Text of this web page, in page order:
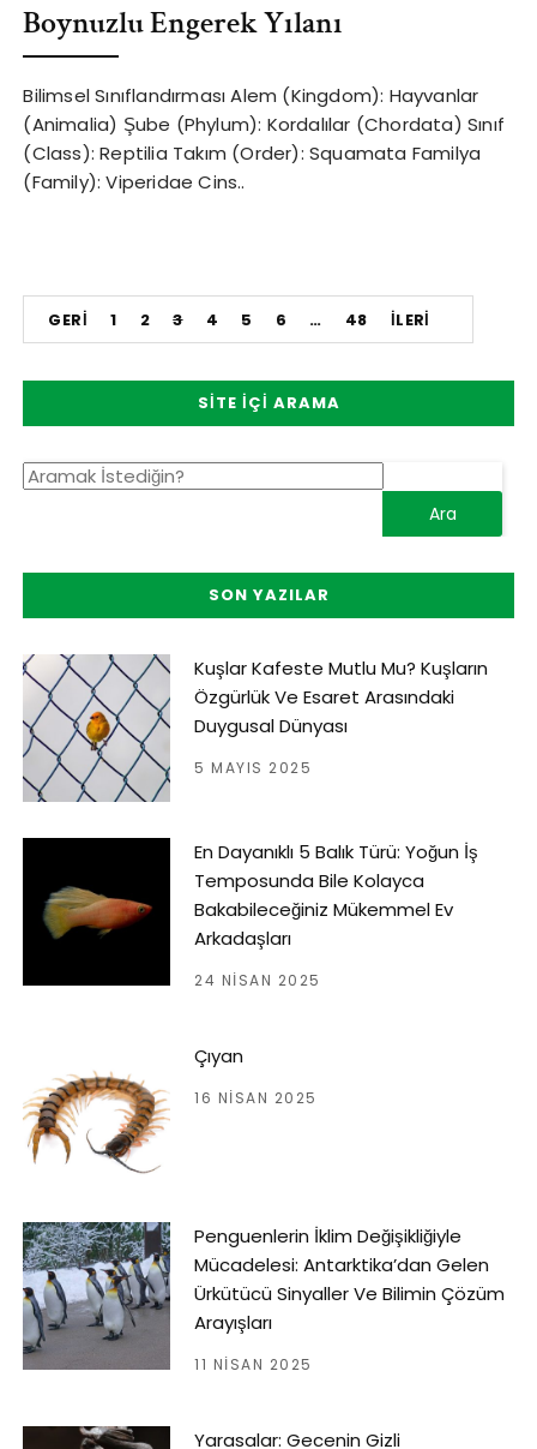
Boynuzlu Engerek Yılanı
Bilimsel Sınıflandırması Alem (Kingdom): Hayvanlar
(Animalia) Şube (Phylum): Kordalılar (Chordata) Sınıf
(Class): Reptilia Takım (Order): Squamata Familya
(Family): Viperidae Cins..
Yazı
sayfalandırması
GERI 1 2 3 4 5 6 … 48 İLERI
SITE İÇI ARAMA
SON YAZILAR
Kuşlar Kafeste Mutlu Mu? Kuşların
Özgürlük Ve Esaret Arasındaki
Duygusal Dünyası
5 MAYIS 2025
En Dayanıklı 5 Balık Türü: Yoğun İş
Temposunda Bile Kolayca
Bakabileceğiniz Mükemmel Ev
Arkadaşları
24 NISAN 2025
Çıyan
16 NISAN 2025
Penguenlerin İklim Değişikliğiyle
Mücadelesi: Antarktika’dan Gelen
Ürkütücü Sinyaller Ve Bilimin Çözüm
Arayışları
11 NISAN 2025
Yarasalar: Gecenin Gizli